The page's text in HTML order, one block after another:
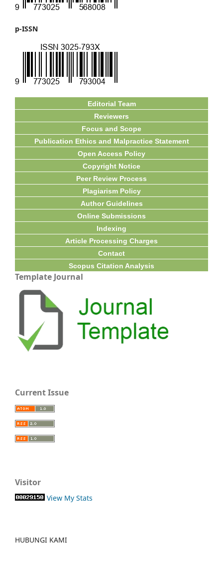
p-ISSN
Editorial Team
Reviewers
Focus and Scope
Publication Ethics and Malpractice Statement
Open Access Policy
Copyright Notice
Peer Review Process
Plagiarism Policy
Author Guidelines
Online Submissions
Indexing
Article Processing Charges
Contact
Scopus Citation Analysis
Template Journal
Current Issue
Visitor
View My Stats
HUBUNGI KAMI